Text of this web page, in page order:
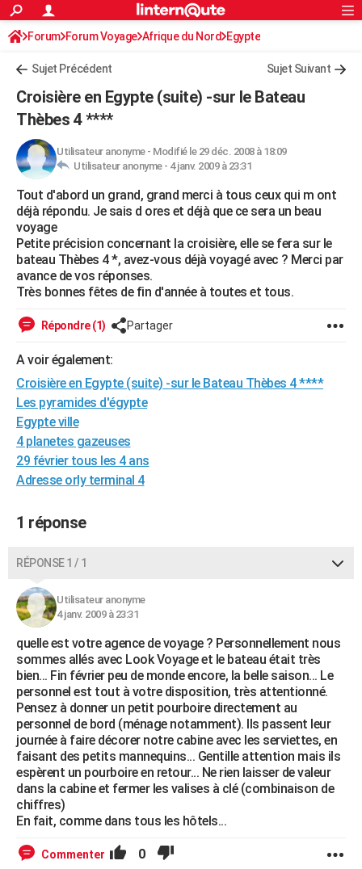
ACTUALITÉS
Politique
Société
Faits Divers
Education
Monde
Villes
+
Programme TV
TNTStreaming
Cinéma
Sorties cinéma
Musique
+FINANCE
Retraite
Impôts
Epargne
Immobilier
Risques naturels par ville
Banque
Assurance
Crédit
AUTO
Essais
Réserver un essai
Citadines
Berlines
SUV
Forum auto
HIGH-TECH
Mobiles
Meilleur smartphone
Internet
Ordinateurs
Jeux vidéo
Guide high-tech
+BRICOLAGE
Forum
Aménagement intérieur
Extérieur
Cuisine
Salle de bains
Jardinage
Rangement
WEEK-END
Guides de France
Escapades
Patrimoine
Expositions
Musées
Week-end nature
+LIFESTYLE
SANTE
Destinations
City break
Voyage nature
Voyage de noces
Forum
Climat
+PHOTO
GUIDES D'ACHAT
BONS PLANS
CARTE DE VOEUX
S'inscrire
Se connecter
Lycées
Collèges
Primaires
Universités
Entreprises
Service militaire
Avis de recherche
AVIS DE DÉCÈS
FORUM
Bricolage
Lifestyle
Culture
Sport
Auto
Television
Voyage
Cinema
S'inscrire
Connexion
Forum Forum Voyage Afrique du Nord Egypte
Sujet Précédent Sujet Suivant
Croisière en Egypte (suite) -sur le Bateau
Thèbes 4 ****
Utilisateur anonyme- Modifié le 29 déc. 2008 à 18:09
Utilisateur anonyme - 4 janv. 2009 à 23:31
Tout d'abord un grand, grand merci à tous ceux qui m ont
déjà répondu. Je sais d ores et déjà que ce sera un beau
voyage
Petite précision concernant la croisière, elle se fera sur le
bateau Thèbes 4 *, avez-vous déjà voyagé avec ? Merci par
avance de vos réponses.
Très bonnes fêtes de fin d'année à toutes et tous.
Répondre (1) Partager
A voir également:
Croisière en Egypte (suite) -sur le Bateau Thèbes 4 ****
Les pyramides d'égypte
Egypte ville
4 planetes gazeuses
29 février tous les 4 ans
Adresse orly terminal 4
1 réponse
RÉPONSE 1 / 1
Utilisateur anonyme
4 janv. 2009 à 23:31
quelle est votre agence de voyage ? Personnellement nous
sommes allés avec Look Voyage et le bateau était très
bien... Fin février peu de monde encore, la belle saison... Le
personnel est tout à votre disposition, très attentionné.
Pensez à donner un petit pourboire directement au
personnel de bord (ménage notamment). Ils passent leur
journée à faire décorer notre cabine avec les serviettes, en
faisant des petits mannequins... Gentille attention mais ils
espèrent un pourboire en retour... Ne rien laisser de valeur
dans la cabine et fermer les valises à clé (combinaison de
chiffres)
En fait, comme dans tous les hôtels...
Commenter 0